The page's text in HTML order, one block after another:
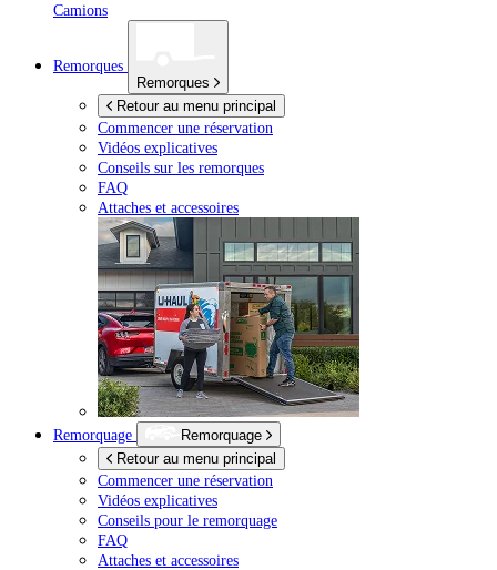
Camions
Remorques
Remorques
Retour au menu principal
Commencer une réservation
Vidéos explicatives
Conseils sur les remorques
FAQ
Attaches et accessoires
Remorquage
Remorquage
Retour au menu principal
Commencer une réservation
Vidéos explicatives
Conseils pour le remorquage
FAQ
Attaches et accessoires